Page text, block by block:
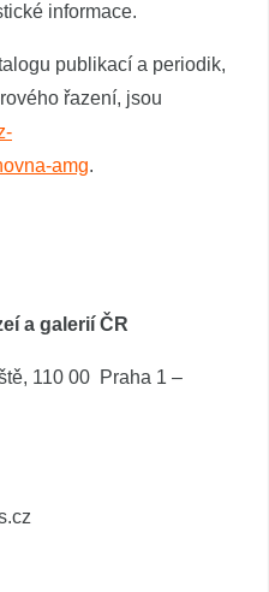
informace.
publikací a periodik,
řazení, jsou
amg.
a galerií ČR
110 00 Praha 1 –